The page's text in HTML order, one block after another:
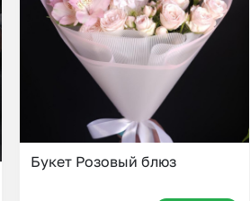
Букет Розовый блюз